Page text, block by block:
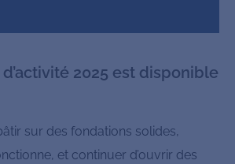
2025 est disponible
sur des fondations solides,
et continuer d’ouvrir des